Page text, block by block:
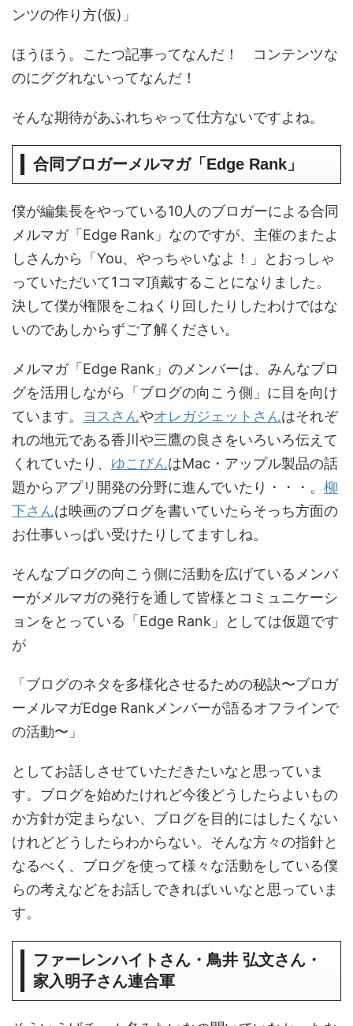
ンツの作り方(仮)」
ほうほう。こたつ記事ってなんだ！ コンテンツな
のにググれないってなんだ！
そんな期待があふれちゃって仕方ないですよね。
合同ブロガーメルマガ「Edge Rank」
僕が編集長をやっている10人のブロガーによる合同
メルマガ「Edge Rank」なのですが、主催のまたよ
しさんから「You、やっちゃいなよ！」とおっしゃ
っていただいて1コマ頂戴することになりました。
決して僕が権限をこねくり回したりしたわけではな
いのであしからずご了解ください。
メルマガ「Edge Rank」のメンバーは、みんなブロ
グを活用しながら「ブログの向こう側」に目を向け
ています。 ヨスさんやオレガジェットさんはそれぞ
れの地元である香川や三鷹の良さをいろいろ伝えて
くれていたり、 ゆこびんはMac・アップル製品の話
題からアプリ開発の分野に進んでいたり・・・。 柳
下さんは映画のブログを書いていたらそっち方面の
お仕事いっぱい受けたりしてますしね。
そんなブログの向こう側に活動を広げているメンバ
ーがメルマガの発行を通して皆様とコミュニケーシ
ョンをとっている「Edge Rank」としては仮題です
が
「ブログのネタを多様化させるための秘訣〜ブロガ
ーメルマガEdge Rankメンバーが語るオフラインで
の活動〜」
としてお話しさせていただきたいなと思っていま
す。ブログを始めたけれど今後どうしたらよいもの
か方針が定まらない、ブログを目的にはしたくない
けれどどうしたらわからない。そんな方々の指針と
なるべく、ブログを使って様々な活動をしている僕
らの考えなどをお話しできればいいなと思っていま
す。
ファーレンハイトさん・鳥井 弘文さん・
家入明子さん連合軍